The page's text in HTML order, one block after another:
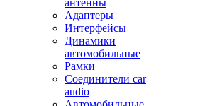
антенны
Адаптеры
Интерфейсы
Динамики
автомобильные
Рамки
Соединители car
audio